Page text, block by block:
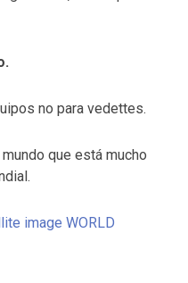
no para vedettes.
que está mucho